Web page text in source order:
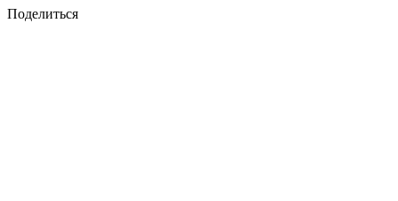
Поделиться